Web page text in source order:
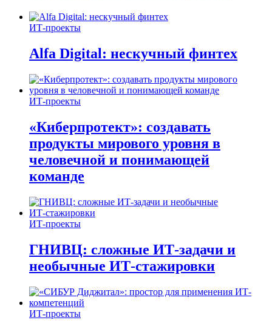
ИТ-проекты
Alfa Digital: нескучный финтех
ИТ-проекты
«Киберпротект»: создавать
продукты мирового уровня в
человечной и понимающей
команде
ИТ-проекты
ГНИВЦ: сложные ИТ‑задачи и
необычные ИТ‑стажировки
ИТ-проекты